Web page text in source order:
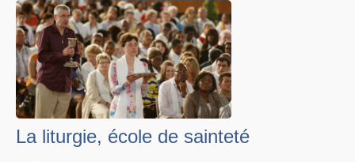
La liturgie, école de sainteté